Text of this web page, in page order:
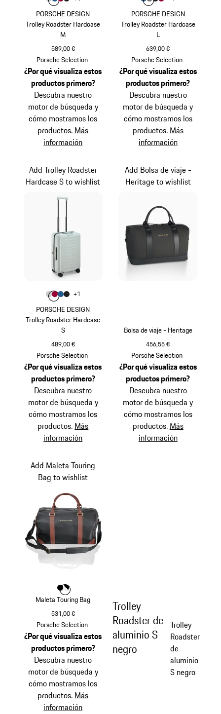
PORSCHE DESIGN
Trolley Roadster Hardcase
M
589,00 €
Gris Claro
Porsche Selection
¿Por qué visualiza estos
productos primero?
Descubra nuestro
motor de búsqueda y
cómo mostramos los
productos. Más
información
PORSCHE DESIGN
Trolley Roadster Hardcase
L
639,00 €
Azul Mate
Porsche Selection
¿Por qué visualiza estos
productos primero?
Descubra nuestro
motor de búsqueda y
cómo mostramos los
productos. Más
información
PORSCHE DESIGN
Trolley Roadster Hardcase
S
489,00 €
Gris Claro
Add Trolley Roadster
Hardcase S to wishlist
Color
ColorGris Claro
Color Rojo Carmín
ColorAzul Mate
Color
+1
Porsche Selection
¿Por qué visualiza estos
productos primero?
Descubra nuestro
motor de búsqueda y
cómo mostramos los
productos. Más
información
Bolsa de viaje - Heritage
456,55 €
Negro
Add Bolsa de viaje -
Heritage to wishlist
Porsche Selection
¿Por qué visualiza estos
productos primero?
Descubra nuestro
motor de búsqueda y
cómo mostramos los
productos. Más
información
Maleta Touring Bag
531,00 €
Negro
Add Maleta Touring
Bag to wishlist
Color
ColorColor
Porsche Selection
¿Por qué visualiza estos
productos primero?
Descubra nuestro
motor de búsqueda y
cómo mostramos los
productos. Más
información
Trolley
Roadster de
aluminio S
negro
Trolley
Roadster
de
aluminio
S negro